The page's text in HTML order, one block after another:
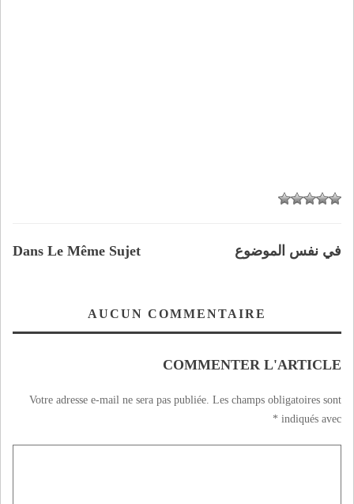
Dans Le Même Sujet في نفس الموضوع
AUCUN COMMENTAIRE
COMMENTER L'ARTICLE
Votre adresse e-mail ne sera pas publiée. Les champs obligatoires sont
indiqués avec
*